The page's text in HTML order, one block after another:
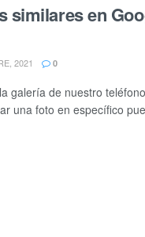
similares en
2021 0
galería de nuestro
una foto en específico